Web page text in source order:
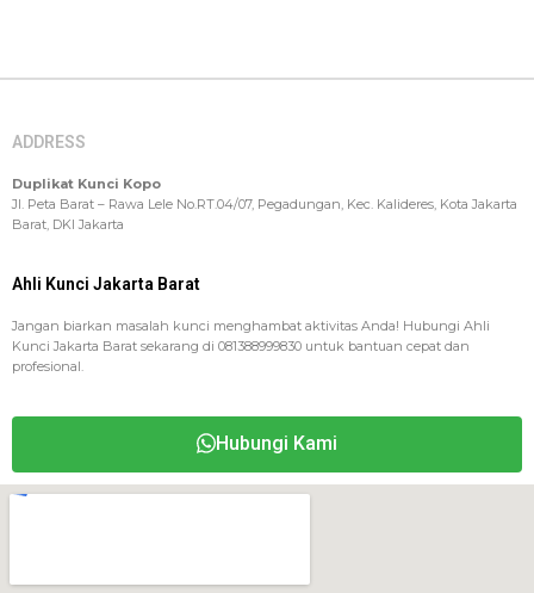
ADDRESS
Duplikat Kunci Kopo
Jl. Peta Barat – Rawa Lele No.RT.04/07, Pegadungan, Kec. Kalideres, Kota Jakarta
Barat, DKI Jakarta
Ahli Kunci Jakarta Barat
Jangan biarkan masalah kunci menghambat aktivitas Anda! Hubungi Ahli
Kunci Jakarta Barat sekarang di 081388999830 untuk bantuan cepat dan
profesional.
Hubungi Kami